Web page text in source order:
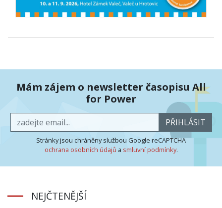
Mám zájem o newsletter časopisu All
for Power
PŘIHLÁSIT
Stránky jsou chráněny službou Google reCAPTCHA
ochrana osobních údajů a smluvní podmínky.
NEJČTENĚJŠÍ